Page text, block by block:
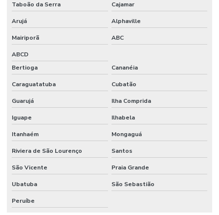
Polimento de piso de concreto
Polímeros para obras civis
Preço de construção de galpão industrial
Preço do piso vinílico colocado
Preço metro quadrado construção de galpão
Preço piso industrial
Projeto com acabamento polimérico
Projeto arquitetônico preço
Projeto arquitetônico preço por metro quadrado
Projeto arquitetônico quanto custa
Projeto arquitetônico residencial completo
Projeto arquitetura industrial
Taboão da Serra Cajamar
Arujá Alphaville
Mairiporã ABC
ABCD
Bertioga
Cananéia
Caraguatatuba Cubatão
Guarujá Ilha Comprida
Iguape Ilhabela
Itanhaém Mongaguá
Riviera de São Lourenço Santos
São Vicente Praia Grande
Ubatuba São Sebastião
Peruíbe